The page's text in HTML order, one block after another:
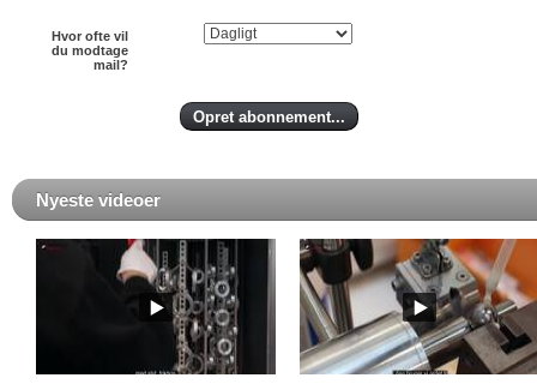
Hvor ofte vil
du modtage
mail?
Nyeste videoer